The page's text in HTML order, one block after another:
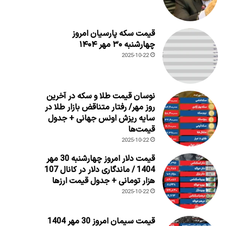
قیمت سکه پارسیان امروز
چهارشنبه ۳۰ مهر ۱۴۰۴
2025-10-22
نوسان قیمت طلا و سکه در آخرین
روز مهر/ رفتار متناقض بازار طلا در
سایه ریزش اونس جهانی + جدول
قیمت‌ها
2025-10-22
قیمت دلار امروز چهارشنبه 30 مهر
1404 / ماندگاری دلار در کانال 107
هزار تومانی + جدول قیمت ارزها
2025-10-22
قیمت سیمان امروز 30 مهر 1404